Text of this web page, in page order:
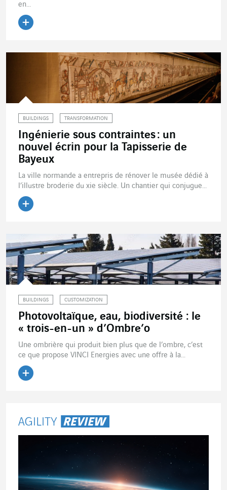
en...
BUILDINGS TRANSFORMATION
Ingénierie sous contraintes : un
nouvel écrin pour la Tapisserie de
Bayeux
La ville normande a entrepris de rénover le musée dédié à
l’illustre broderie du xie siècle. Un chantier qui conjugue...
BUILDINGS CUSTOMIZATION
Photovoltaïque, eau, biodiversité : le
« trois-en-un » d’Ombre’o
Une ombrière qui produit bien plus que de l’ombre, c’est
ce que propose VINCI Energies avec une offre à la...